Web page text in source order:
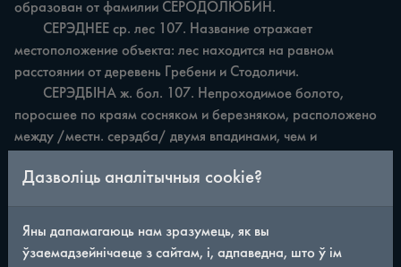
образован от фамилии СЕРОДОЛЮБИН.
местоположение объекта: лес находится на равном
расстоянии от деревень Гребени и Стодоличи.
поросшее по краям сосняком и березняком, расположено
между /местн. серэдба/ двумя впадинами, чем и
	СЕРЭДОКОЛОДЗЕ ср. п. 121. Название отражает
находилось между /местн. серэд/ колод, которые
остались после вырубки леса.
Дазволіць аналітычныя cookie?
Яны дапамагаюць нам зразумець, як вы
ўзаемадзейнічаеце з сайтам, і, адпаведна, што ў ім